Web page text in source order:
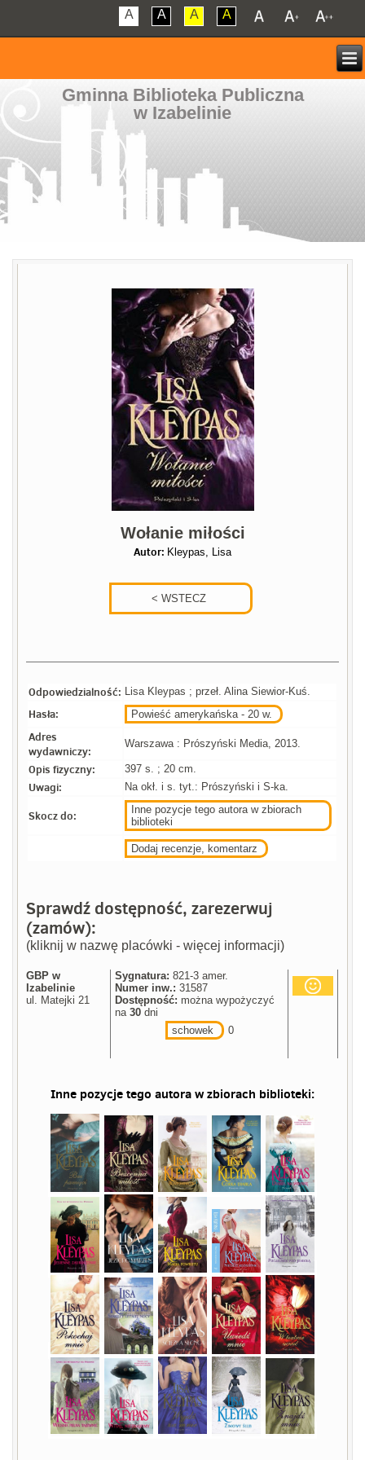
A A A A
Gminna Biblioteka Publiczna
w Izabelinie
Wołanie miłości
Autor: Kleypas, Lisa
Odpowiedzialność: Lisa Kleypas ; przeł. Alina Siewior-Kuś.
Hasła: Powieść amerykańska - 20 w.
Adres
wydawniczy:
Warszawa : Prószyński Media, 2013.
Opis fizyczny: 397 s. ; 20 cm.
Uwagi: Na okł. i s. tyt.: Prószyński i S-ka.
Skocz do:
Inne pozycje tego autora w zbiorach
biblioteki
Dodaj recenzje, komentarz
Sprawdź dostępność, zarezerwuj
(zamów):
(kliknij w nazwę placówki - więcej informacji)
GBP w
Izabelinie
ul. Matejki 21
Sygnatura: 821-3 amer.
Numer inw.: 31587
Dostępność: można wypożyczyć
na30 dni
schowek
0
Inne pozycje tego autora w zbiorach biblioteki: